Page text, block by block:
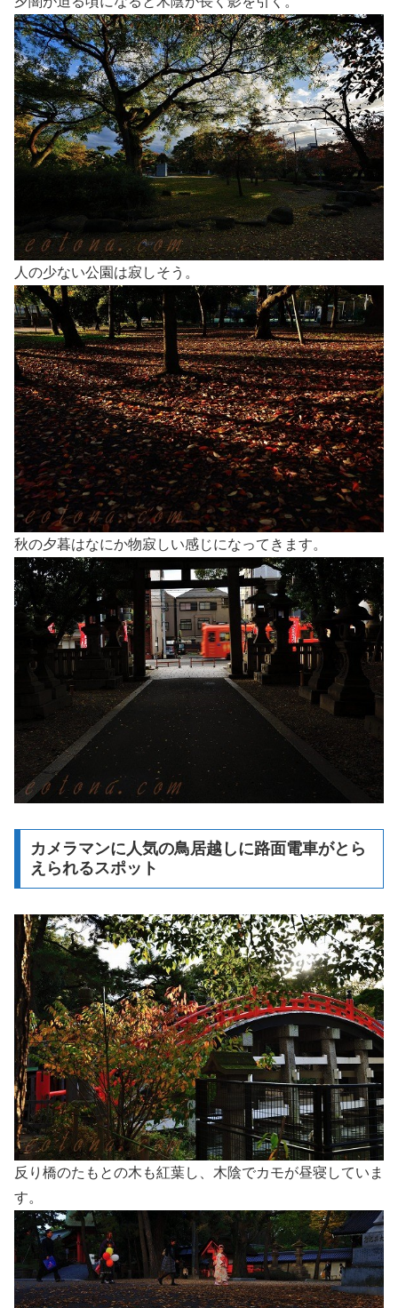
人の少ない公園は寂しそう。
秋の夕暮はなにか物寂しい感じになってきます。
カメラマンに人気の鳥居越しに路面電車がとら
えられるスポット
反り橋のたもとの木も紅葉し、木陰でカモが昼寝していま
す。